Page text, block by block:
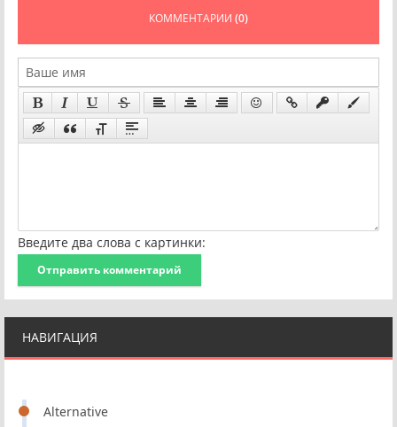
НАВИГАЦИЯ
Alternative
КОММЕНТАРИИ (0)
Введите два слова с картинки:
Отправить комментарий